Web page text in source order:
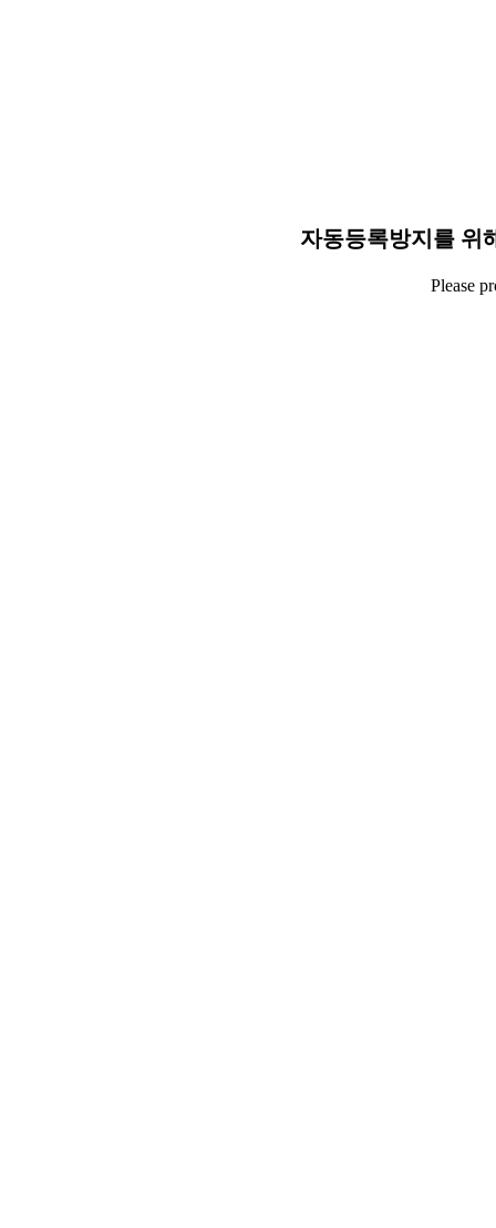
자동등록방지를 위
Please